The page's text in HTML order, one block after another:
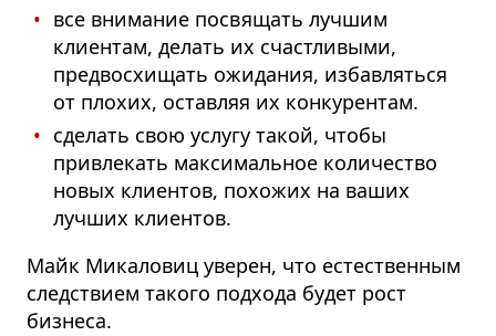
все внимание посвящать лучшим
клиентам, делать их счастливыми,
предвосхищать ожидания, избавляться
от плохих, оставляя их конкурентам.
сделать свою услугу такой, чтобы
привлекать максимальное количество
новых клиентов, похожих на ваших
лучших клиентов.
Майк Микаловиц уверен, что естественным
следствием такого подхода будет рост
бизнеса.